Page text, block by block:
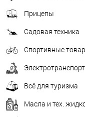
Прицепы
Садовая техника
Спортивные
Электротранспорт
Всё для туризма
Масла и тех.